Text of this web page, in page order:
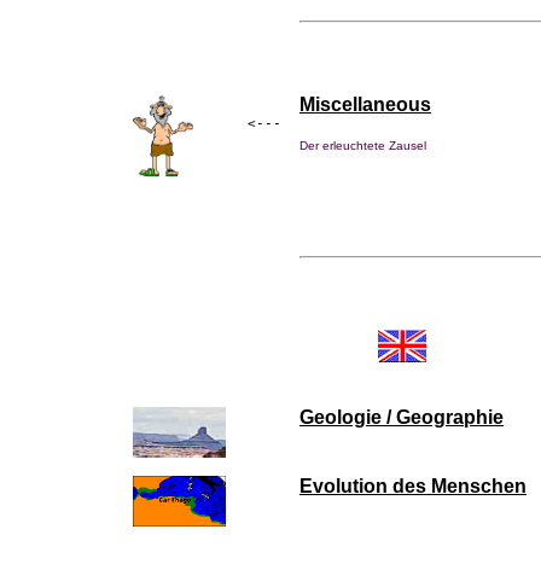
<---
Miscellaneous
Der erleuchtete Zausel
Geologie / Geographie
Evolution des Menschen